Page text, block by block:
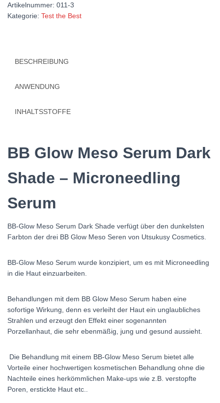
Artikelnummer: 011-3
Kategorie: Test the Best
BESCHREIBUNG
ANWENDUNG
INHALTSSTOFFE
BB Glow Meso Serum Dark
Shade – Microneedling
Serum
BB-Glow Meso Serum Dark Shade verfügt über den dunkelsten
Farbton der drei BB Glow Meso Seren von Utsukusy Cosmetics.
BB-Glow Meso Serum wurde konzipiert, um es mit Microneedling
in die Haut einzuarbeiten.
Behandlungen mit dem BB Glow Meso Serum haben eine
sofortige Wirkung, denn es verleiht der Haut ein unglaubliches
Strahlen und erzeugt den Effekt einer sogenannten
Porzellanhaut, die sehr ebenmäßig, jung und gesund aussieht.
Die Behandlung mit einem BB-Glow Meso Serum bietet alle
Vorteile einer hochwertigen kosmetischen Behandlung ohne die
Nachteile eines herkömmlichen Make-ups wie z.B. verstopfte
Poren, erstickte Haut etc..